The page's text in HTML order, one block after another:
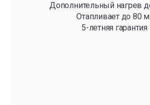
Дополнительный нагрев
Отапливает до 80
5-летняя гарантия